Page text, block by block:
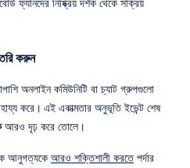
ফ্যানদের নিষ্ক্রিয় দর্শক থেকে সক্রিয়
করুন
অনলাইন কমিউনিটি বা চ্যাট গ্রুপগুলো
করে। এই একাত্মতার অনুভূতি ইভেন্ট শেষ
আরও দৃঢ় করে তোলে।
আনুগত্যকে আরও শক্তিশালী করতেপর্দার